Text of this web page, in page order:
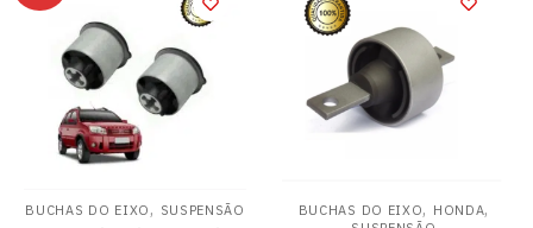
BUCHAS DO EIXO , SUSPENSÃO BUCHAS DO EIXO, HONDA,